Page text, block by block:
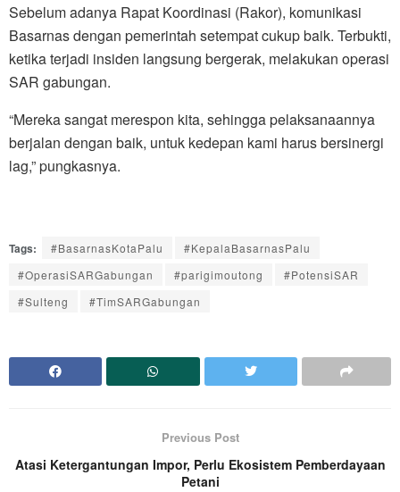
Sebelum adanya Rapat Koordinasi (Rakor), komunikasi
Basarnas dengan pemerintah setempat cukup baik. Terbukti,
ketika terjadi insiden langsung bergerak, melakukan operasi
SAR gabungan.
“Mereka sangat merespon kita, sehingga pelaksanaannya
berjalan dengan baik, untuk kedepan kami harus bersinergi
lag,” pungkasnya.
Tags: #BasarnasKotaPalu
#KepalaBasarnasPalu
#OperasiSARGabungan
#parigimoutong
#PotensiSAR
#Sulteng
#TimSARGabungan
Previous Post
Atasi Ketergantungan Impor, Perlu Ekosistem Pemberdayaan
Petani